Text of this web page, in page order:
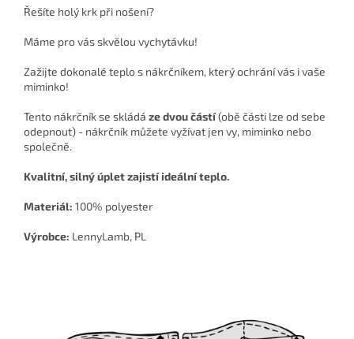
Řešíte holý krk při nošení?
Máme pro vás skvělou vychytávku!
Zažijte dokonalé teplo s nákrčníkem, který ochrání vás i vaše
miminko!
Tento nákrčník se skládá ze dvou částí(obě části lze od sebe
odepnout) - nákrčník můžete vyžívat jen vy, miminko nebo
společně.
Kvalitní, silný úplet zajistí ideální teplo.
Materiál: 100% polyester
Výrobce: LennyLamb, PL